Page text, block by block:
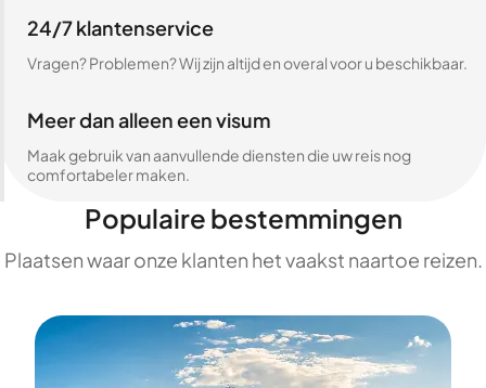
24/7 klantenservice
Vragen? Problemen? Wij zijn altijd en overal voor u beschikbaar.
Meer dan alleen een visum
Maak gebruik van aanvullende diensten die uw reis nog
comfortabeler maken.
Populaire bestemmingen
Plaatsen waar onze klanten het vaakst naartoe reizen.